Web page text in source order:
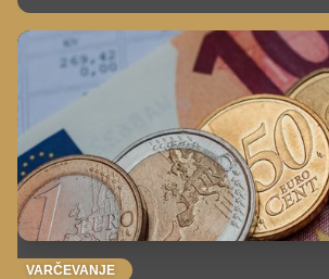
slovenskih bank kažejo, da so razlike
leti, vendar lahko že razmeroma majhna
obrestne mere pomeni več sto evrov višji
VARČEVANJE